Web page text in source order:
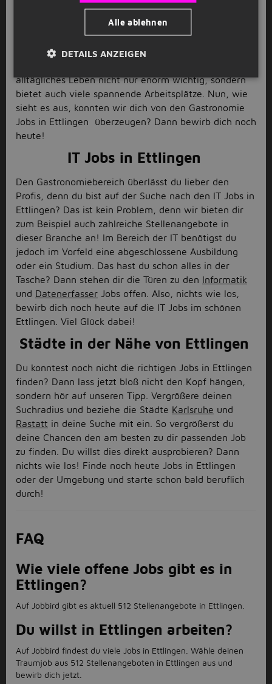
Menschen an erster Stelle. Nicht nur für Studenten,
KellnerJob nicht mehr jeden Tag
von Nudeln mit Ketchup ernähren müssen, sondern
auch für KöcheundRestaurantleiter
alltägliches Leben nicht nur enorm wichtig, sondern
bietet auch viele spannende Arbeitsplätze. Nun, wie
sieht es aus, konnten wir dich von den Gastronomie
Jobs in Ettlingen überzeugen? Dann bewirb dich noch
heute!
IT Jobs in Ettlingen
Den Gastronomiebereich überlässt du lieber den
Profis, denn du bist auf der Suche nach den IT Jobs in
Ettlingen? Das ist kein Problem, denn wir bieten dir
zum Beispiel auch zahlreiche Stellenangebote in
dieser Branche an! Im Bereich der IT benötigst du
jedoch im Vorfeld eine abgeschlossene Ausbildung
oder ein Studium. Das hast du schon alles in der
Tasche? Dann stehen dir die Türen zu den Informatik
und Datenerfasser Jobs offen. Also, nichts wie los,
bewirb dich noch heute auf die IT Jobs im schönen
Ettlingen. Viel Glück dabei!
Städte in der Nähe von Ettlingen
Du konntest noch nicht die richtigen Jobs in Ettlingen
finden? Dann lass jetzt bloß nicht den Kopf hängen,
sondern hör auf unseren Tipp. Vergrößere deinen
Suchradius und beziehe die Städte Karlsruhe und
Rastatt in deine Suche mit ein. So vergrößerst du
deine Chancen den am besten zu dir passenden Job
zu finden. Du willst dies direkt ausprobieren? Dann
nichts wie los! Finde noch heute Jobs in Ettlingen
oder der Umgebung und starte schon bald beruflich
durch!
FAQ
Wie viele offene Jobs gibt es in
Ettlingen?
Auf Jobbird gibt es aktuell 512 Stellenangebote in Ettlingen.
Du willst in Ettlingen arbeiten?
Auf Jobbird findest du viele Jobs in Ettlingen. Wähle deinen
Traumjob aus 512 Stellenangeboten in Ettlingen aus und
bewirb dich jetzt.
Alle ablehnen
DETAILS ANZEIGEN